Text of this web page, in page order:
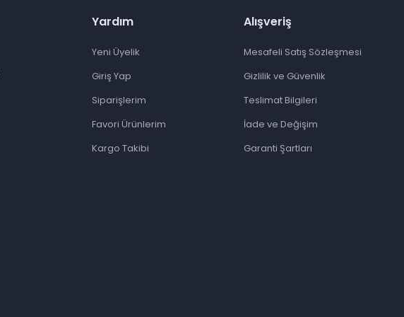
Yardım
Yeni Üyelik
Giriş Yap
Siparişlerim
Favori Ürünlerim
Kargo Takibi
Alışveriş
Mesafeli Satış Sözleşmesi
Gizlilik ve Güvenlik
Teslimat Bilgileri
İade ve Değişim
Garanti Şartları